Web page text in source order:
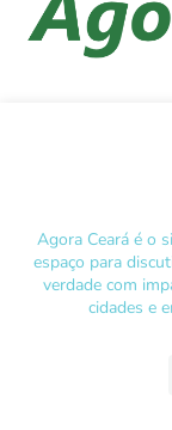
Agora Ceará é o
espaço para
verdade com
cidades e